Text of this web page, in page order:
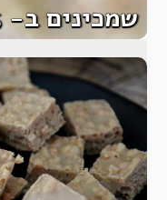
שמכינים ב- 5 דקות!